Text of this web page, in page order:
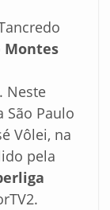
Montes
Neste
São Paulo
Vôlei, na
pela